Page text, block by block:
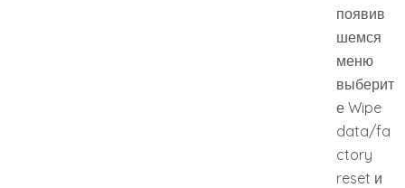
появив
шемся
меню
выберит
е Wipe
data/fa
ctory
reset и